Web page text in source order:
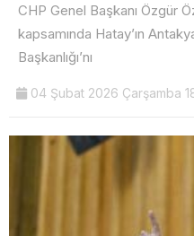
CHP Genel Başkanı Özgür
kapsamında Hatay’ın
Başkanlığı’nı
04 Şubat 2026 Çarşamba